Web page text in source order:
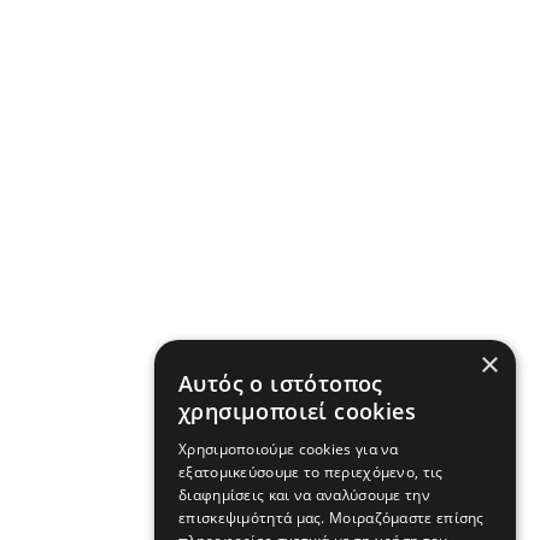
×
Αυτός ο ιστότοπος
χρησιμοποιεί cookies
Χρησιμοποιούμε cookies για να
εξατομικεύσουμε το περιεχόμενο, τις
διαφημίσεις και να αναλύσουμε την
επισκεψιμότητά μας. Μοιραζόμαστε επίσης